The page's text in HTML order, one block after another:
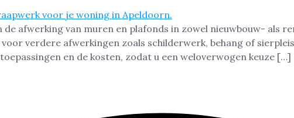
de afwerking van muren en plafonds in zowel nieuwbouw- als
verdere afwerkingen zoals schilderwerk, behang of
en de kosten, zodat u een weloverwogen keuze […]